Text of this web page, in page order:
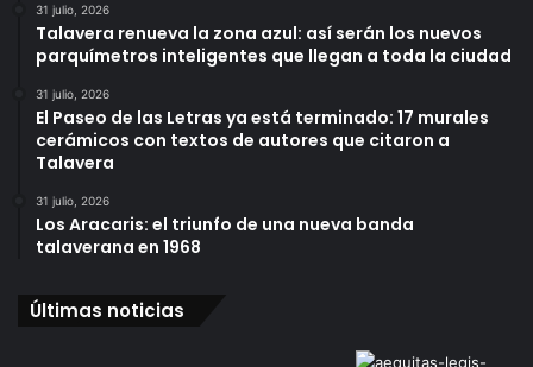
31 julio, 2026
Talavera renueva la zona azul: así serán los nuevos
parquímetros inteligentes que llegan a toda la ciudad
31 julio, 2026
El Paseo de las Letras ya está terminado: 17 murales
cerámicos con textos de autores que citaron a
Talavera
31 julio, 2026
Los Aracaris: el triunfo de una nueva banda
talaverana en 1968
Últimas noticias